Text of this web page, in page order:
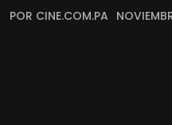
POR CINE.COM.PA